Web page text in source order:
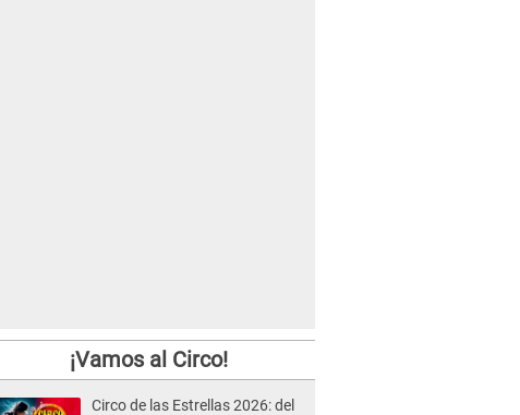
¡Vamos al Circo!
Circo de las Estrellas 2026: del